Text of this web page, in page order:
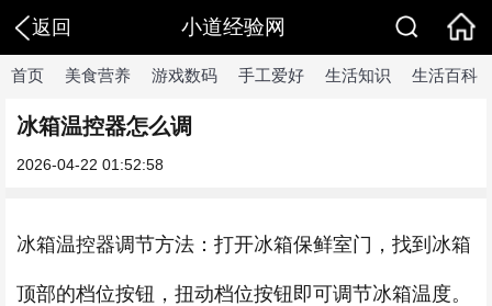
返回 小道经验网
首页 美食营养 游戏数码 手工爱好 生活知识 生活百科
冰箱温控器怎么调
2026-04-22 01:52:58
冰箱温控器调节方法：打开冰箱保鲜室门，找到冰箱
顶部的档位按钮，扭动档位按钮即可调节冰箱温度。